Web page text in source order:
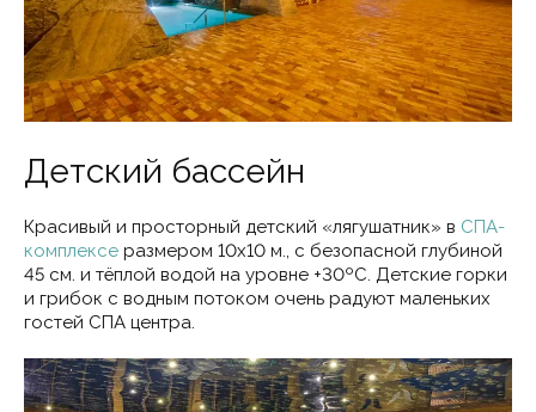
Детский бассейн
Красивый и просторный детский «лягушатник» в СПА-
комплексе размером 10х10 м., с безопасной глубиной
45 см. и тёплой водой на уровне +30ºС. Детские горки
и грибок с водным потоком очень радуют маленьких
гостей СПА центра.